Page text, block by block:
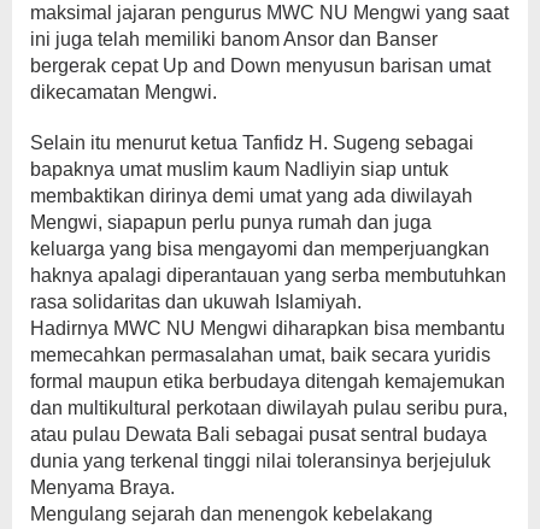
maksimal jajaran pengurus MWC NU Mengwi yang saat
ini juga telah memiliki banom Ansor dan Banser
bergerak cepat Up and Down menyusun barisan umat
dikecamatan Mengwi.
Selain itu menurut ketua Tanfidz H. Sugeng sebagai
bapaknya umat muslim kaum Nadliyin siap untuk
membaktikan dirinya demi umat yang ada diwilayah
Mengwi, siapapun perlu punya rumah dan juga
keluarga yang bisa mengayomi dan memperjuangkan
haknya apalagi diperantauan yang serba membutuhkan
rasa solidaritas dan ukuwah Islamiyah.
Hadirnya MWC NU Mengwi diharapkan bisa membantu
memecahkan permasalahan umat, baik secara yuridis
formal maupun etika berbudaya ditengah kemajemukan
dan multikultural perkotaan diwilayah pulau seribu pura,
atau pulau Dewata Bali sebagai pusat sentral budaya
dunia yang terkenal tinggi nilai toleransinya berjejuluk
Menyama Braya.
Mengulang sejarah dan menengok kebelakang